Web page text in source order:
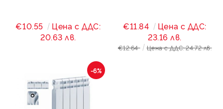
€10.55
Цена с ДДС:
20.63 лв.
€11.84
Цена с ДДС:
23.16 лв.
€12.64 Цена с ДДС: 24.72 лв.
-6%